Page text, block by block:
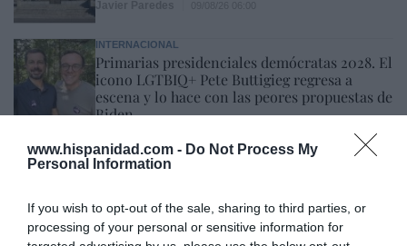
www.hispanidad.com - Do Not Process My
Personal Information
If you wish to opt-out of the sale, sharing to third parties, or
processing of your personal or sensitive information for
INTERNACIONAL
Primarias presidenciales demócratas 2028. El
icono LGTBIQ+ Pete Buttigieg regresa a
escena y lo hace con las peores propuestas de
Biden
Marcelo Gullo: “El trabajo de desmitificar la
historia, de poner la verdadera, de